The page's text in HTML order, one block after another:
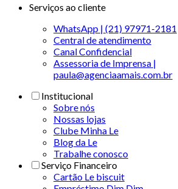
Serviços ao cliente
WhatsApp | (21) 97971-2181
Central de atendimento
Canal Confidencial
Assessoria de Imprensa |
paula@agenciaamais.com.br
Institucional
Sobre nós
Nossas lojas
Clube Minha Le
Blog da Le
Trabalhe conosco
Serviço Financeiro
Cartão Le biscuit